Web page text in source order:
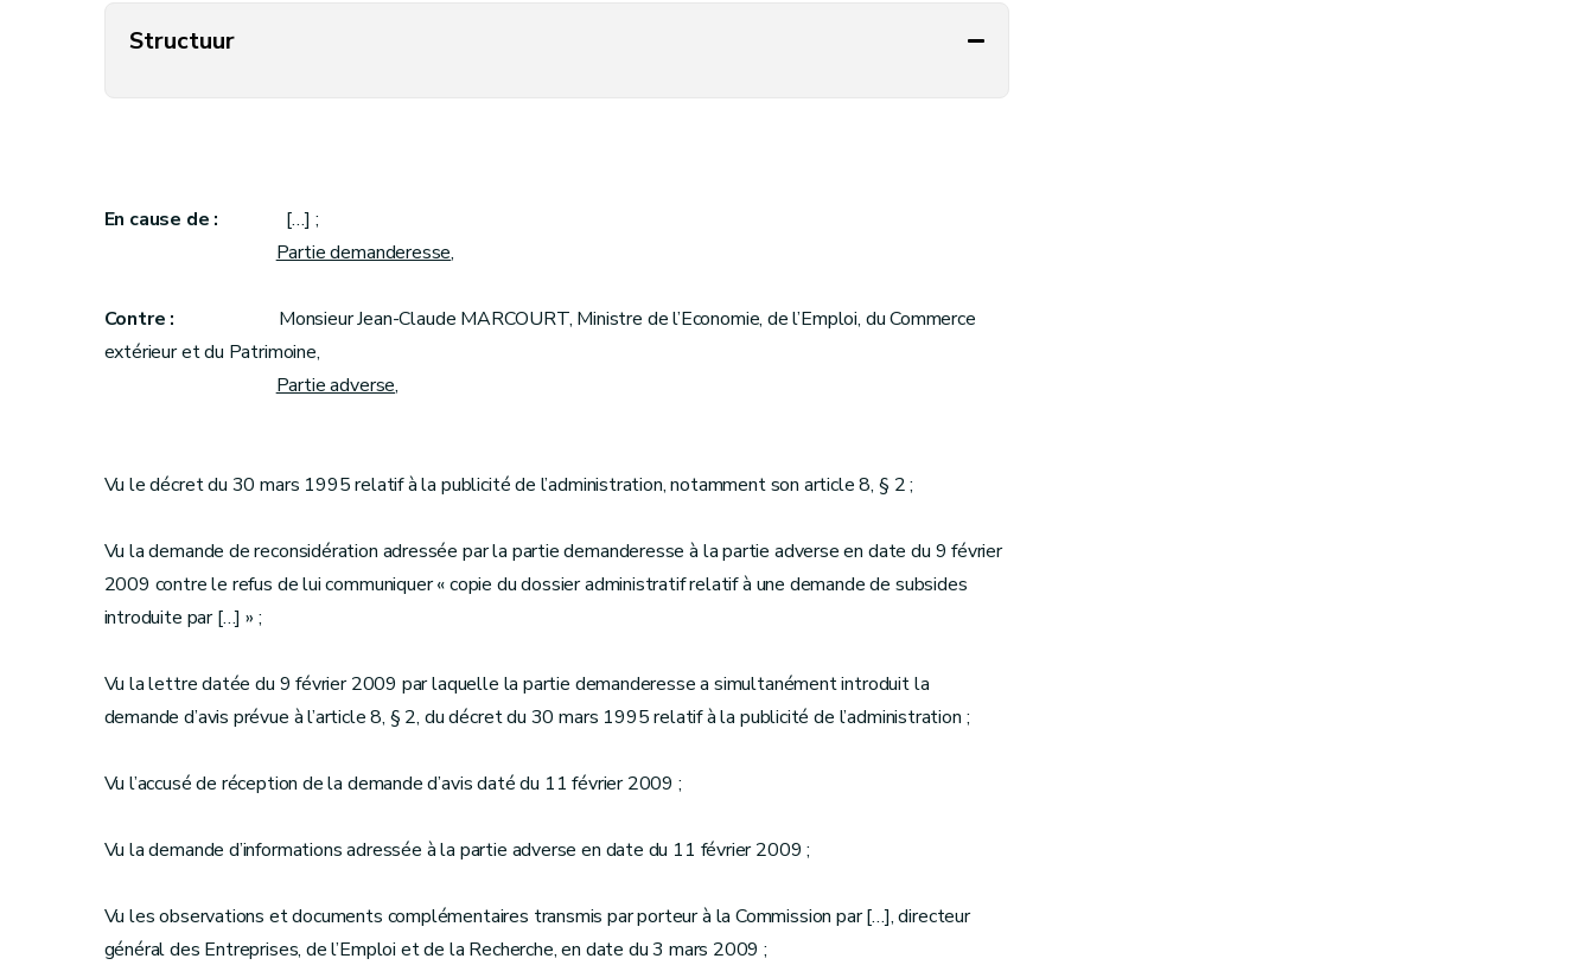
Structuur
En cause de : […] ;
Partie demanderesse,
Contre : Monsieur Jean-Claude MARCOURT, Ministre de l’Economie, de l’Emploi, du Commerce
extérieur et du Patrimoine,
Partie adverse,
Vu le décret du 30 mars 1995 relatif à la publicité de l’administration, notamment son article 8, § 2 ;
Vu la demande de reconsidération adressée par la partie demanderesse à la partie adverse en date du 9 février
2009 contre le refus de lui communiquer « copie du dossier administratif relatif à une demande de subsides
introduite par […] » ;
Vu la lettre datée du 9 février 2009 par laquelle la partie demanderesse a simultanément introduit la
demande d’avis prévue à l’article 8, § 2, du décret du 30 mars 1995 relatif à la publicité de l’administration ;
Vu l’accusé de réception de la demande d’avis daté du 11 février 2009 ;
Vu la demande d’informations adressée à la partie adverse en date du 11 février 2009 ;
Vu les observations et documents complémentaires transmis par porteur à la Commission par […], directeur
général des Entreprises, de l’Emploi et de la Recherche, en date du 3 mars 2009 ;